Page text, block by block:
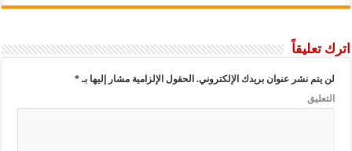
نشر عنوان بريدك الإلكتروني.الحقول الإلزامية مشار إليها بـ *